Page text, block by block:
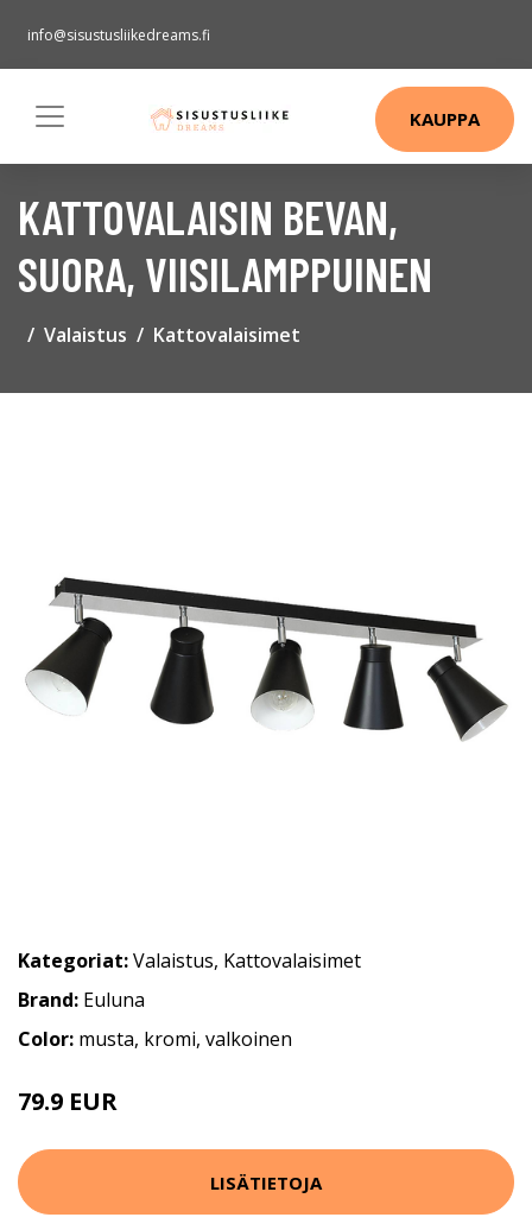
info@sisustusliikedreams.fi
KAUPPA
KATTOVALAISIN BEVAN,
SUORA, VIISILAMPPUINEN
Valaistus Kattovalaisimet
Kategoriat:Valaistus, Kattovalaisimet
Brand: Euluna
Color: musta, kromi, valkoinen
79.9 EUR
LISÄTIETOJA